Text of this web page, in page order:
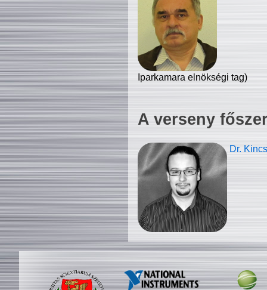
Iparkamara elnökségi tag)
A verseny
Dr.